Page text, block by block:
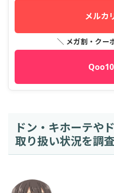
メルカ
＼ メガ割・クー
ドン・キホーテや
取り扱い状況を調査